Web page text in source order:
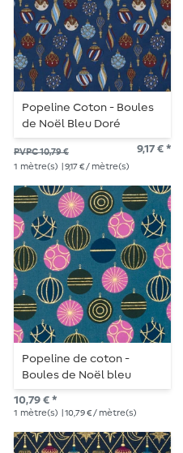
Popeline Coton - Boules
de Noël Bleu Doré
PVPC 10,79 € 9,17 € *
1 mètre(s) | 9,17 € / mètre(s)
Popeline de coton -
Boules de Noël bleu
pétrole or
10,79 € *
1 mètre(s) | 10,79 € / mètre(s)